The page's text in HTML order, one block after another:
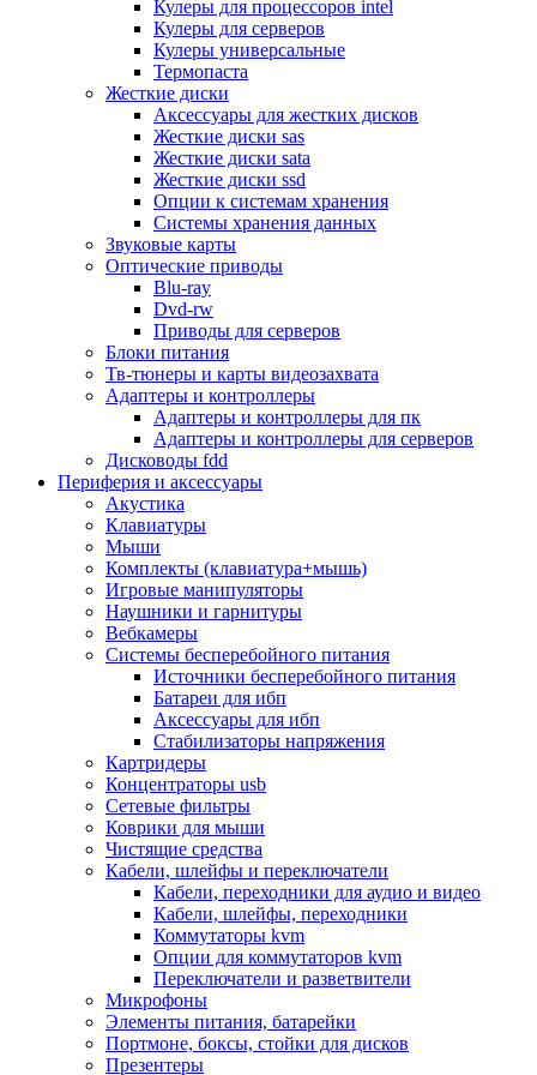
Микрофоны
Элементы питания, батарейки
Портмоне, боксы, стойки для дисков
Презентеры
Виртуальные очки
Аксессуары и опции для ноутбуков
Клавиатуры для ноутбуков
Сумки
Адаптеры и зарядные устройства
Подставки
Док станции, порт репликаторы
Батареи
Разное
Носители информации
Внешние жесткие диски
Карты памяти
Оптические носители
Blu-ray
Cd-r
Cd-rw
Dvd-r
Dvdrw
Серверы
Программное обеспечение
Операционные системы
Антивирусное по
Офисные приложения
Неттопы, тонкие клиенты, платформы nuc
Микрокомпьютеры
Опции для компьютеров
Бытовая техника
Кухонная техника
Блендеры, измельчители
Блинницы
Вакуумные упаковщики
Весы кухонные
Гриль
Дистилляторы
Йогуртницы
Кофеварки и кофемашины
Кофемолки
Кухонные комбайны
Ломтерезки
Микроволновые печи
Миксеры
Мини-печи
Мойки
Мультиварки
Кулеры для процессоров intel
Кулеры для серверов
Кулеры универсальные
Термопаста
Жесткие диски
Аксессуары для жестких дисков
Жесткие диски sas
Жесткие диски sata
Жесткие диски ssd
Опции к системам хранения
Системы хранения данных
Звуковые карты
Оптические приводы
Blu-ray
Dvd-rw
Приводы для серверов
Блоки питания
Тв-тюнеры и карты видеозахвата
Адаптеры и контроллеры
Адаптеры и контроллеры для пк
Адаптеры и контроллеры для серверов
Дисководы fdd
Периферия и аксессуары
Акустика
Клавиатуры
Мыши
Комплекты (клавиатура+мышь)
Игровые манипуляторы
Наушники и гарнитуры
Вебкамеры
Системы бесперебойного питания
Источники бесперебойного питания
Батареи для ибп
Аксессуары для ибп
Стабилизаторы напряжения
Картридеры
Концентраторы usb
Сетевые фильтры
Коврики для мыши
Чистящие средства
Кабели, шлейфы и переключатели
Кабели, переходники для аудио и видео
Кабели, шлейфы, переходники
Коммутаторы kvm
Опции для коммутаторов kvm
Переключатели и разветвители
Микрофоны
Элементы питания, батарейки
Портмоне, боксы, стойки для дисков
Презентеры